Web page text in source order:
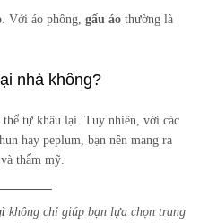
. Với áo phông, gấu áo thường là
nhà không?
tự khâu lại. Tuy nhiên, với các
hay peplum, bạn nên mang ra
thẩm mỹ.
không chỉ giúp bạn lựa chọn trang